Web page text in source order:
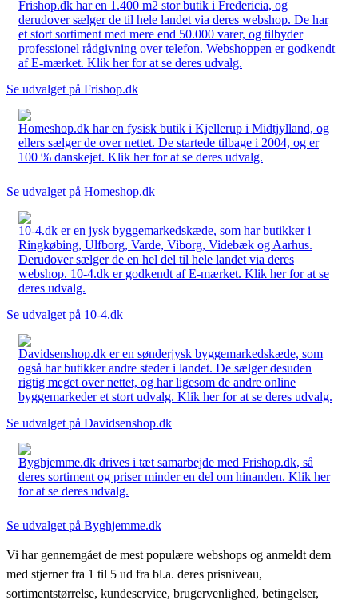
Frishop.dk har en 1.400 m2 stor butik i Fredericia, og
derudover sælger de til hele landet via deres webshop. De har
et stort sortiment med mere end 50.000 varer, og tilbyder
professionel rådgivning over telefon. Webshoppen er godkendt
af E-mærket. Klik her for at se deres udvalg.
Se udvalget på Frishop.dk
Homeshop.dk har en fysisk butik i Kjellerup i Midtjylland, og
ellers sælger de over nettet. De startede tilbage i 2004, og er
100 % danskejet. Klik her for at se deres udvalg.
Se udvalget på Homeshop.dk
10-4.dk er en jysk byggemarkedskæde, som har butikker i
Ringkøbing, Ulfborg, Varde, Viborg, Videbæk og Aarhus.
Derudover sælger de en hel del til hele landet via deres
webshop. 10-4.dk er godkendt af E-mærket. Klik her for at se
deres udvalg.
Se udvalget på 10-4.dk
Davidsenshop.dk er en sønderjysk byggemarkedskæde, som
også har butikker andre steder i landet. De sælger desuden
rigtig meget over nettet, og har ligesom de andre online
byggemarkeder et stort udvalg. Klik her for at se deres udvalg.
Se udvalget på Davidsenshop.dk
Byghjemme.dk drives i tæt samarbejde med Frishop.dk, så
deres sortiment og priser minder en del om hinanden. Klik her
for at se deres udvalg.
Se udvalget på Byghjemme.dk
Vi har gennemgået de mest populære webshops og anmeldt dem
med stjerner fra 1 til 5 ud fra bl.a. deres prisniveau,
sortimentstørrelse, kundeservice, brugervenlighed, betingelser,